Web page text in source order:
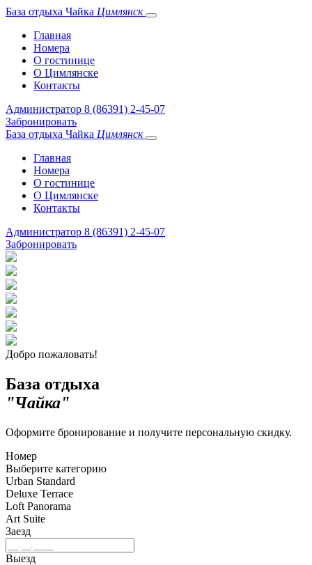
База отдыха Чайка Цимлянск
Главная
Номера
О гостинице
О Цимлянске
Контакты
Администратор 8 (86391) 2-45-07
Забронировать
База отдыха Чайка Цимлянск
Главная
Номера
О гостинице
О Цимлянске
Контакты
Администратор 8 (86391) 2-45-07
Забронировать
Добро пожаловать!
База отдыха
"Чайка"
Оформите бронирование и получите персональную скидку.
Номер
Выберите категорию
Urban Standard
Deluxe Terrace
Loft Panorama
Art Suite
Заезд
Выезд